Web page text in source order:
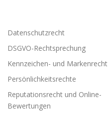
Datenschutzrecht
DSGVO-Rechtsprechung
Kennzeichen- und Markenrecht
Persönlichkeitsrechte
Reputationsrecht und Online-
Bewertungen